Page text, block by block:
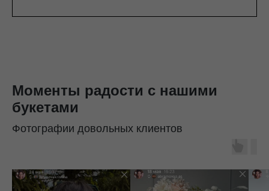
Моменты радости с нашими
букетами
Фотографии довольных клиентов